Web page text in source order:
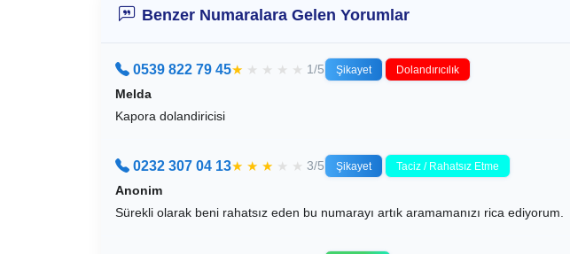
Benzer Numaralara Gelen Yorumlar
0539 822 79 45★ ★ ★ ★ ★ 1/5 Şikayet Dolandırıcılık
Melda
Kapora dolandiricisi
0232 307 04 13★ ★ ★ ★ ★ 3/5 Şikayet Taciz / Rahatsız Etme
Anonim
Sürekli olarak beni rahatsız eden bu numarayı artık aramamanızı rica ediyorum.